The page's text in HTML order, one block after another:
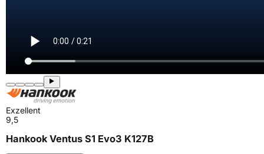
Exzellent
9,5
Hankook Ventus S1 Evo3 K127B